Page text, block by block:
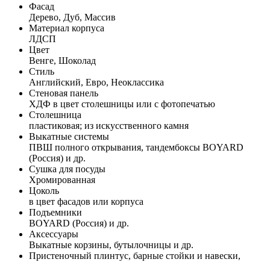
Фасад
Дерево, Дуб, Массив
Материал корпуса
ЛДСП
Цвет
Венге, Шоколад
Стиль
Английский, Евро, Неоклассика
Стеновая панель
ХДФ в цвет столешницы или с фотопечатью
Столешница
пластиковая; из искусственного камня
Выкатные системы
ПВШ полного открывания, тандембоксы BOYARD
(Россия) и др.
Сушка для посуды
Хромированная
Цоколь
в цвет фасадов или корпуса
Подъемники
BOYARD (Россия) и др.
Аксессуары
Выкатные корзины, бутылочницы и др.
Пристеночный плинтус, барные стойки и навески,